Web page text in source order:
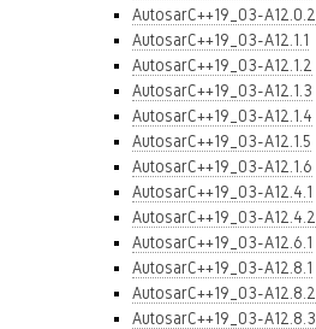
AutosarC++19_03-A12.0.2
AutosarC++19_03-A12.1.1
AutosarC++19_03-A12.1.2
AutosarC++19_03-A12.1.3
AutosarC++19_03-A12.1.4
AutosarC++19_03-A12.1.5
AutosarC++19_03-A12.1.6
AutosarC++19_03-A12.4.1
AutosarC++19_03-A12.4.2
AutosarC++19_03-A12.6.1
AutosarC++19_03-A12.8.1
AutosarC++19_03-A12.8.2
AutosarC++19_03-A12.8.3